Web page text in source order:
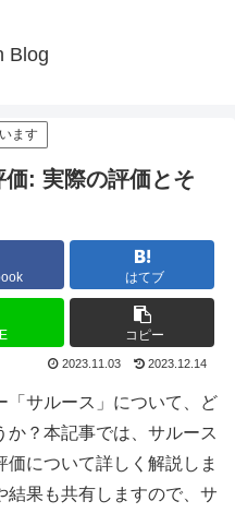
Blog
ます
: 実際の評価とそ
はてブ
コピー
2023.11.03 2023.12.14
「サルース」について、ど
か？本記事では、サルース
について詳しく解説しま
結果も共有しますので、サ